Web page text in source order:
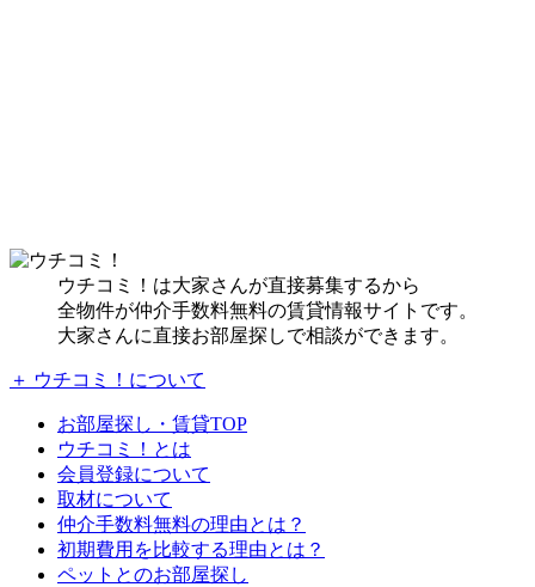
ウチコミ！は大家さんが直接募集するから
全物件が仲介手数料無料の賃貸情報サイトです。
大家さんに直接お部屋探しで相談ができます。
＋ ウチコミ！について
お部屋探し・賃貸TOP
ウチコミ！とは
会員登録について
取材について
仲介手数料無料の理由とは？
初期費用を比較する理由とは？
ペットとのお部屋探し